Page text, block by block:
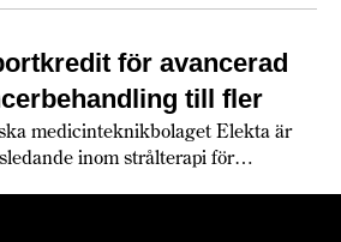
Cordial. Det
med samtal mellan Linus
Bjørn-Erik Willoch om hur
perspektiven kan översättas till
för näringslivet.
för avancerad
till fler
medicinteknikbolaget Elekta är
inom strålterapi för